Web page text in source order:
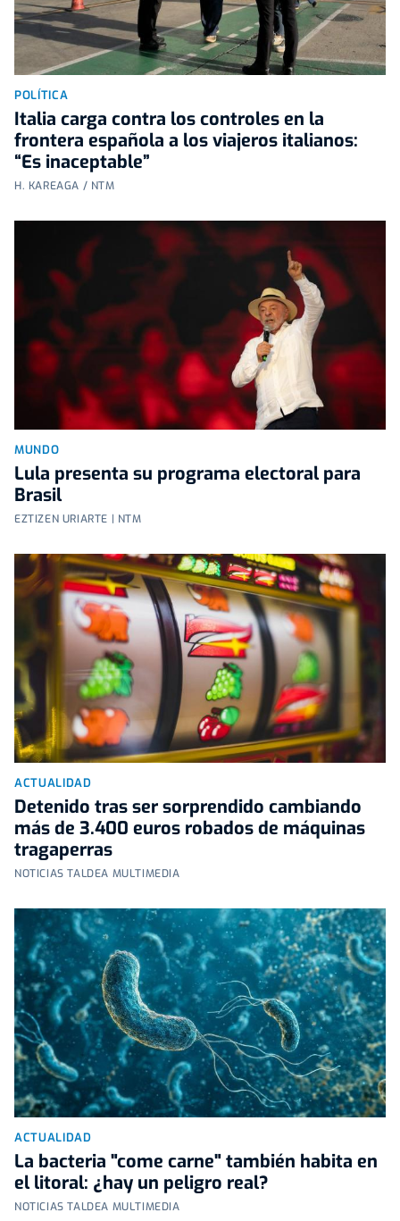
POLÍTICA
Italia carga contra los controles en la
frontera española a los viajeros italianos:
“Es inaceptable”
H. KAREAGA / NTM
MUNDO
Lula presenta su programa electoral para
Brasil
EZTIZEN URIARTE | NTM
ACTUALIDAD
Detenido tras ser sorprendido cambiando
más de 3.400 euros robados de máquinas
tragaperras
NOTICIAS TALDEA MULTIMEDIA
ACTUALIDAD
La bacteria "come carne" también habita en
el litoral: ¿hay un peligro real?
NOTICIAS TALDEA MULTIMEDIA